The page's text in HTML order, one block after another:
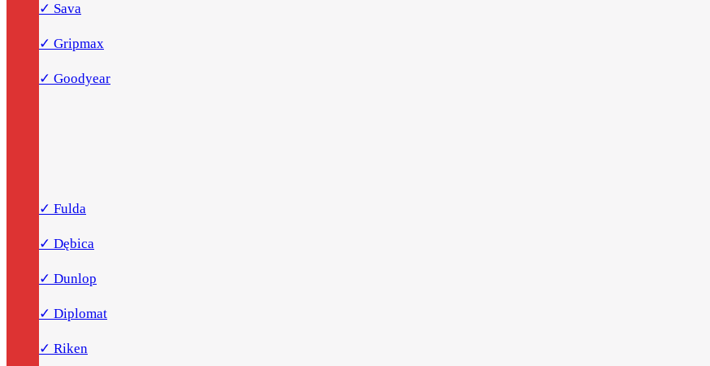
✓ Sava
✓ Gripmax
✓ Goodyear
✓ Fulda
✓ Dębica
✓ Dunlop
✓ Diplomat
✓ Riken